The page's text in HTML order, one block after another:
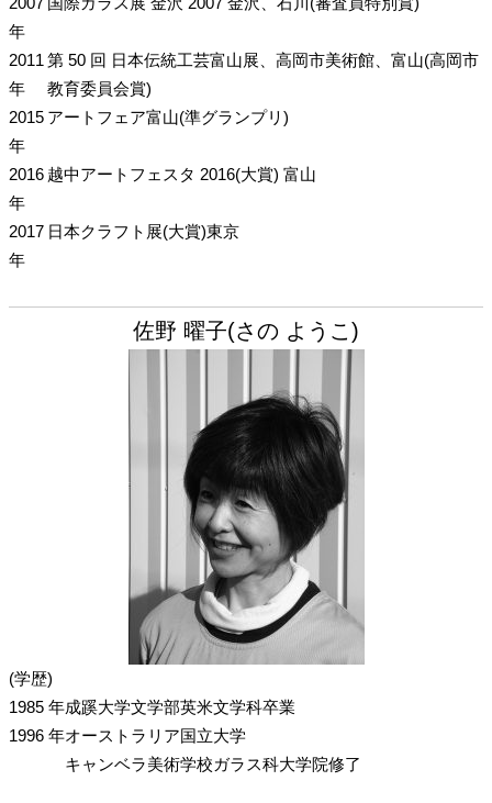
年
2011
年
第 50 回 日本伝統工芸富山展、高岡市美術館、富山(高岡市
教育委員会賞)
2015
年
アートフェア富山(準グランプリ)
2016
年
越中アートフェスタ 2016(大賞) 富山
2017
年
日本クラフト展(大賞)東京
佐野 曜子(さの ようこ)
(学歴)
1985 年成蹊大学文学部英米文学科卒業
1996 年オーストラリア国立大学
キャンベラ美術学校ガラス科大学院修了